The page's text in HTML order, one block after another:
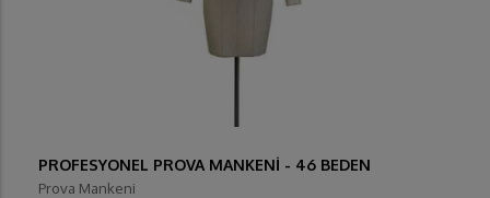
PROFESYONEL PROVA MANKENİ - 46 BEDEN
Prova Mankeni